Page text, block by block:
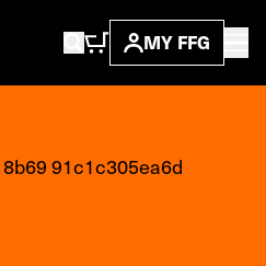
MY FFG